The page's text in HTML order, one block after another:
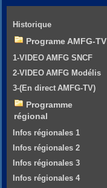
Historique
Programe AMFG-TV
1-VIDEO AMFG SNCF
2-VIDEO AMFG Modélis
3-(En direct AMFG-TV)
Programme
régional
Infos régionales 1
Infos régionales 2
Infos régionales 3
Infos régionales 4